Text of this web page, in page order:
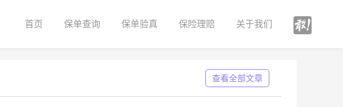
首页 保单查询 保单验真 保险理赔 关于我们
查看全部文章